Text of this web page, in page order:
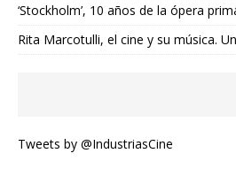
‘Stockholm’, 10 años de la ópera
Rita Marcotulli, el cine y su música.
Tweets by @IndustriasCine